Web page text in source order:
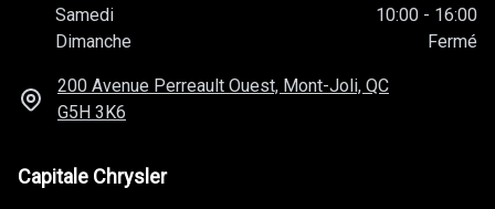
Samedi
10:00 - 16:00
Dimanche
Fermé
200 Avenue Perreault Ouest, Mont-Joli, QC
G5H 3K6
Capitale Chrysler